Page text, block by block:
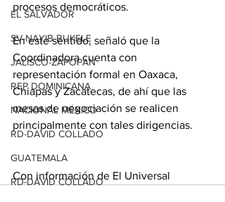
EL SALVADOR
SV-NAYIB BUKELE
JALISCO-ZAPOPAN
REP DOMINICANA
NACIONAL MÉXICO
RD-DAVID COLLADO
GUATEMALA
RD-DAVID COLLADO
procesos democráticos.
En este sentido, señaló que la
Coordinadora cuenta con
representación formal en Oaxaca,
Chiapas y Zacatecas, de ahí que las
mesas de negociación se realicen
principalmente con tales dirigencias.
Con información de El Universal